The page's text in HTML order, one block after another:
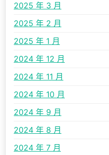
2025 年 3 月
2025 年 2 月
2025 年 1 月
2024 年 12 月
2024 年 11 月
2024 年 10 月
2024 年 9 月
2024 年 8 月
2024 年 7 月